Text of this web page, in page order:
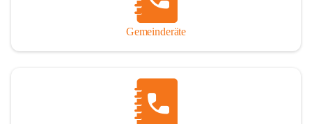
Gemeinderäte